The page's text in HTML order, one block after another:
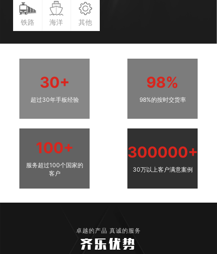
铁路 海洋 其他
30+
超过30年手板经验
98%
98%的按时交货率
100+
服务超过100个国家的
客户
300000+
30万以上客户满意案例
卓越的产品 真诚的服务
齐乐优势